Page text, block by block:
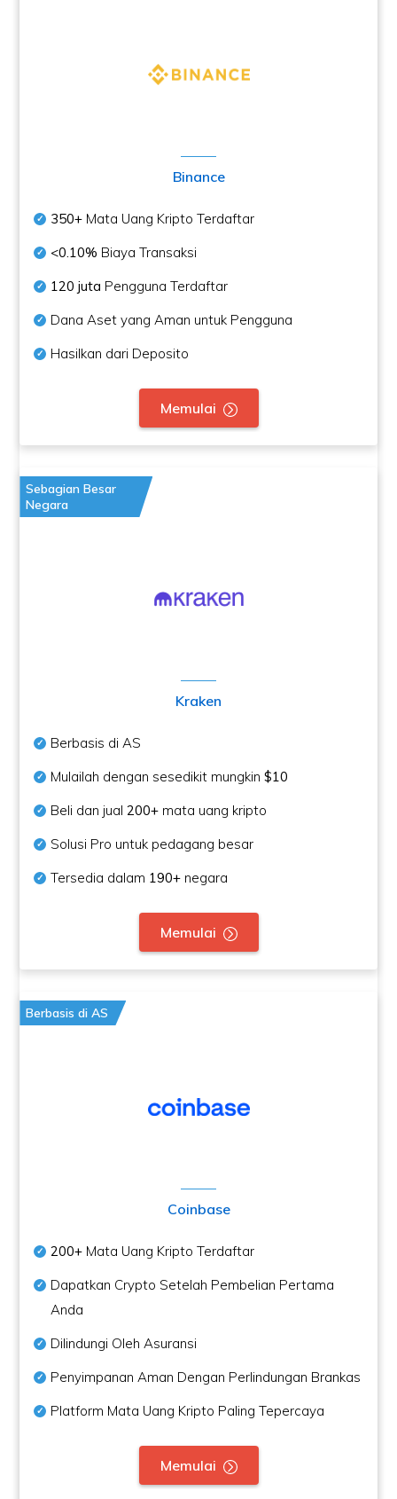
Binance
350+ Mata Uang Kripto Terdaftar
<0.10% Biaya Transaksi
120 juta Pengguna Terdaftar
Dana Aset yang Aman untuk Pengguna
Hasilkan dari Deposito
Memulai
Sebagian Besar
Negara
Kraken
Berbasis di AS
Mulailah dengan sesedikit mungkin$10
Beli dan jual200+ mata uang kripto
Solusi Pro untuk pedagang besar
Tersedia dalam 190+ negara
Memulai
Berbasis di AS
Coinbase
200+ Mata Uang Kripto Terdaftar
Dapatkan Crypto Setelah Pembelian Pertama
Anda
Dilindungi Oleh Asuransi
Penyimpanan Aman Dengan Perlindungan Brankas
Platform Mata Uang Kripto Paling Tepercaya
Memulai